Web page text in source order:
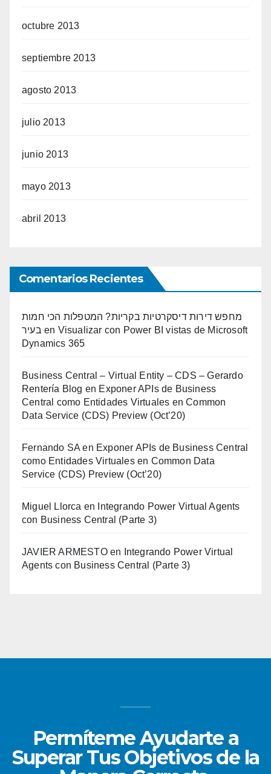
octubre 2013
septiembre 2013
agosto 2013
julio 2013
junio 2013
mayo 2013
abril 2013
Comentarios Recientes
מחפש דירות דיסקרטיות בקריות? המטפלות הכי חמות
בעיר en Visualizar con Power BI vistas de Microsoft
Dynamics 365
Business Central – Virtual Entity – CDS – Gerardo
Rentería Blog en Exponer APIs de Business
Central como Entidades Virtuales en Common
Data Service (CDS) Preview (Oct’20)
Fernando SA en Exponer APIs de Business Central
como Entidades Virtuales en Common Data
Service (CDS) Preview (Oct’20)
Miguel Llorca en
Integrando Power Virtual Agents
con Business Central (Parte 3)
JAVIER ARMESTOen
Integrando Power Virtual
Agents con Business Central (Parte 3)
Permíteme Ayudarte a
Superar Tus Objetivos de la